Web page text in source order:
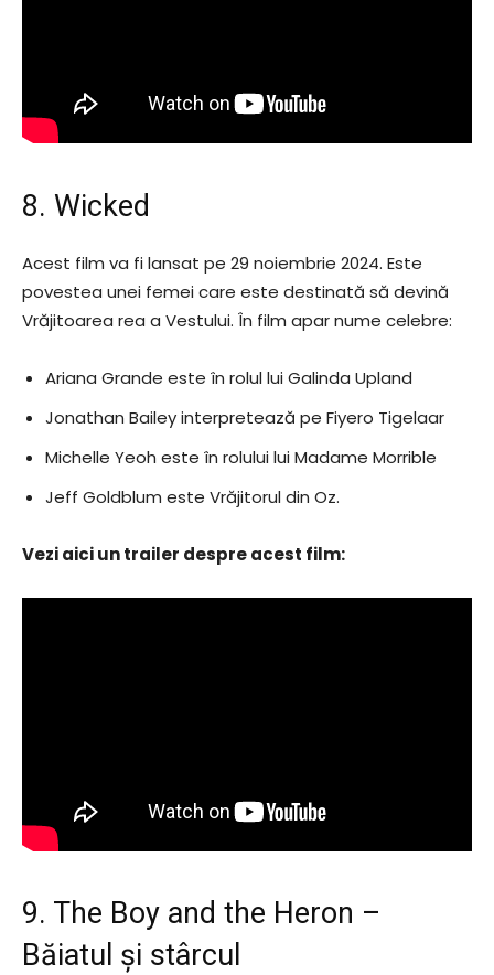
8. Wicked
Acest film va fi lansat pe 29 noiembrie 2024. Este
povestea unei femei care este destinată să devină
Vrăjitoarea rea a Vestului. În film apar nume celebre:
Ariana Grande este în rolul lui Galinda Upland
Jonathan Bailey interpretează pe Fiyero Tigelaar
Michelle Yeoh este în rolului lui Madame Morrible
Jeff Goldblum este Vrăjitorul din Oz.
Vezi aici un trailer despre acest film:
9. The Boy and the Heron –
Băiatul și stârcul